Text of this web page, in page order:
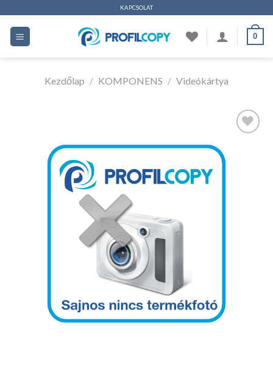
tartalomhoz
KAPCSOLAT
0
Kezdőlap / KOMPONENS / Videókártya
Kedvencekhez